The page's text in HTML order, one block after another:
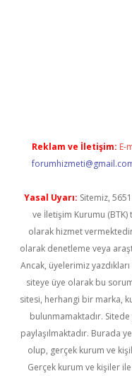
Reklam ve İletişim: E-
Yasal Uyarı: Sitemiz,
ve İletişim Kurumu (BTK)
olarak hizmet
olarak denetleme veya
Ancak, üyelerimiz
siteye üye olarak bu
sitesi, herhangi bir marka,
bulunmamaktadır. Sitede
paylaşılmaktadır. Burada
olup, gerçek kurum ve
Gerçek kurum ve kişiler